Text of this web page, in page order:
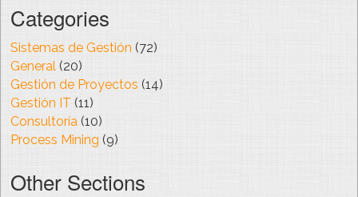
Categories
Sistemas de Gestión (72)
General (20)
Gestión de Proyectos (14)
Gestión IT (11)
Consultoría(10)
Process Mining (9)
Other Sections